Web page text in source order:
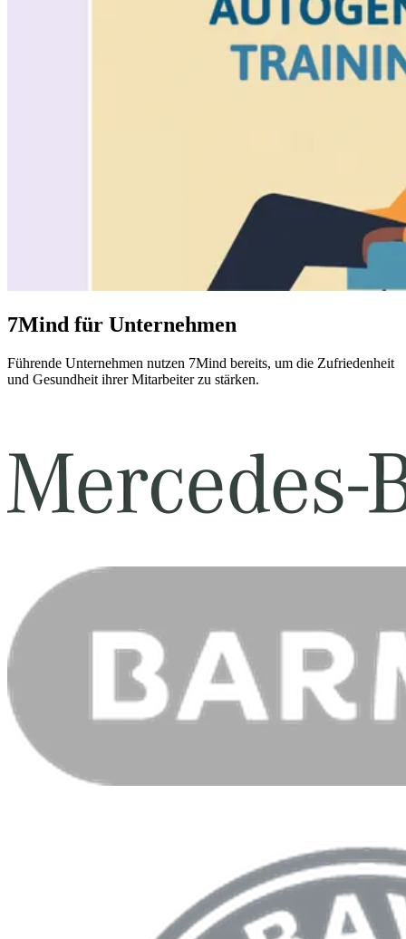
7Mind für Unternehmen
Führende Unternehmen nutzen 7Mind bereits, um die Zufriedenheit
und Gesundheit ihrer Mitarbeiter zu stärken.